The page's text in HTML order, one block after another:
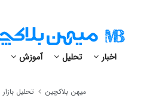
اخبار تحلیل آموزش
میهن بلاکچین تحلیل بازار